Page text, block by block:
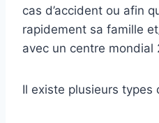
cas d’accident ou afin
rapidement sa famille
avec un centre mondial
Il existe plusieurs types